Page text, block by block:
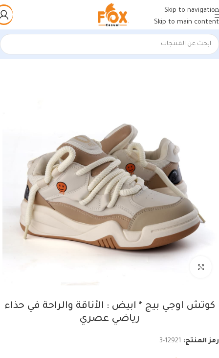
Skip to navigation
Skip to main content
الرئيسية/أحذية رجالي/كوتشات فيتنامي
كوتش اوجي بيج * ابيض : الأناقة والراحة في حذاء
رياضي عصري
رمز المنتج: 12921-3